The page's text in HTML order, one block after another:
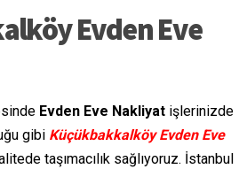
Evden Eve
Evden Eve Nakliyat işlerinizde
gibi Küçükbakkalköy Evden Eve
taşımacılık sağlıyoruz. İstanbul